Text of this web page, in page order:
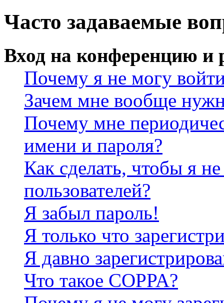
Часто задаваемые
Вход на конференцию и
Почему я не могу
Зачем мне вообще
Почему мне
имени и пароля?
Как сделать, чтобы я
пользователей?
Я забыл пароль!
Я только что
Я давно
Что такое COPPA?